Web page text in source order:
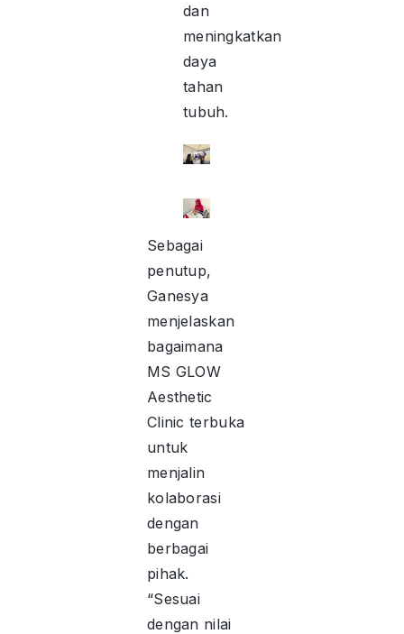
dan
meningkatkan
daya
tahan
tubuh.
Sebagai
penutup,
Ganesya
menjelaskan
bagaimana
MS GLOW
Aesthetic
Clinic terbuka
untuk
menjalin
kolaborasi
dengan
berbagai
pihak.
“Sesuai
dengan nilai